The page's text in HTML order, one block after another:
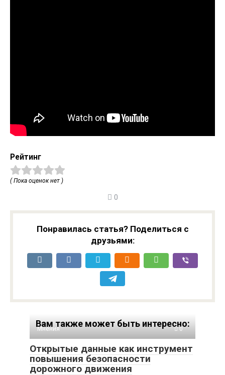
Рейтинг
( Пока оценок нет )
0
Понравилась статья? Поделиться с
друзьями:
Вам также может быть интересно:
Мнения 0
Открытые данные как инструмент
повышения безопасности
дорожного движения